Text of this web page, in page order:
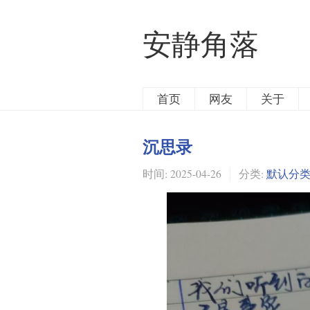
安静角落
首页 网友 关于
沉思录
时间: 2025-04-26 分类: 默认分类